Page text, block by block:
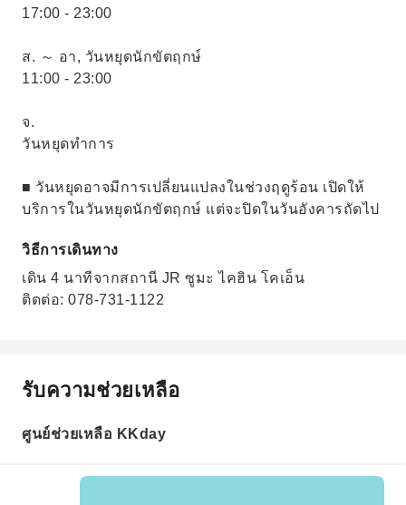
17:00 - 23:00
ส. ～ อา, วันหยุดนักขัตฤกษ์
11:00 - 23:00
จ.
วันหยุดทำการ
■ วันหยุดอาจมีการเปลี่ยนแปลงในช่วงฤดูร้อน เปิดให้
บริการในวันหยุดนักขัตฤกษ์ แต่จะปิดในวันอังคารถัดไป
วิธีการเดินทาง
เดิน 4 นาทีจากสถานี JR ซูมะ ไคฮิน โคเอ็น
ติดต่อ: 078-731-1122
รับความช่วยเหลือ
ศูนย์ช่วยเหลือ KKday